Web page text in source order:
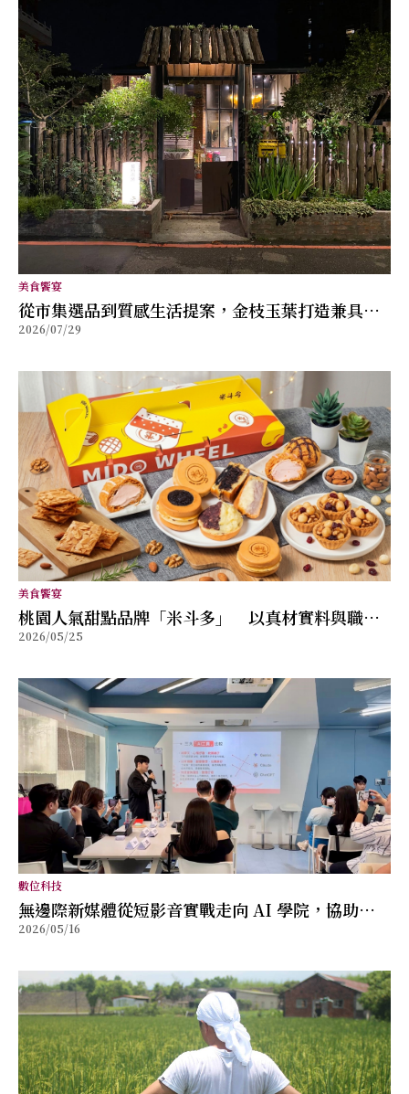
美食饗宴
從市集選品到質感生活提案，金枝玉葉打造兼具風
格與舒適的女性穿搭品牌
2026/07/29
美食饗宴
桃園人氣甜點品牌「米斗多」 以真材實料與職人
精神打造值得分享的幸福味道
2026/05/25
數位科技
無邊際新媒體從短影音實戰走向 AI 學院，協助品
牌與個人重新建立被看見的能力
2026/05/16